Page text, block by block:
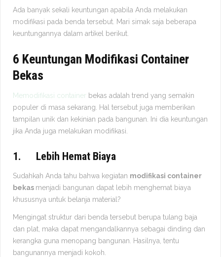
Ada banyak sekali keuntungan apabila Anda melakukan
modifikasi pada benda tersebut. Mari simak saja beberapa
keuntungannya dalam artikel berikut.
6 Keuntungan Modifikasi Container
Bekas
Memodifikasi container bekas adalah trend yang semakin
populer di masa sekarang. Hal tersebut juga memberikan
tampilan unik dan kekinian pada bangunan. Ini dia keuntungan
jika Anda juga melakukan modifikasi.
1. Lebih Hemat Biaya
Sudahkah Anda tahu bahwa kegiatan modifikasi container
bekas menjadi bangunan dapat lebih menghemat biaya
khususnya untuk belanja material?
Mengingat struktur dari benda tersebut berupa tulang baja
dan plat, maka dapat mengandalkannya sebagai dinding dan
kerangka guna menopang bangunan. Hasilnya, tentu
bangunannya menjadi kokoh.